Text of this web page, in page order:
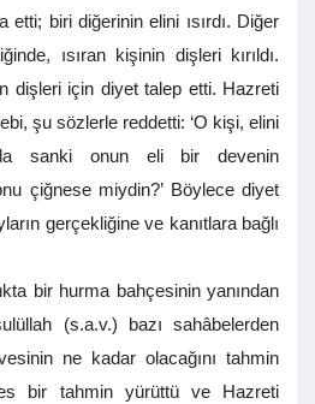
biri diğerinin elini ısırdı. Diğer
ısıran kişinin dişleri kırıldı.
dişleri için diyet talep etti. Hazreti
şu sözlerle reddetti: ‘O kişi, elini
da sanki onun eli bir devenin
çiğnese miydin?’ Böylece diyet
gerçekliğine ve kanıtlara bağlı
bir hurma bahçesinin yanından
(s.a.v.) bazı sahâbelerden
ne kadar olacağını tahmin
bir tahmin yürüttü ve Hazreti